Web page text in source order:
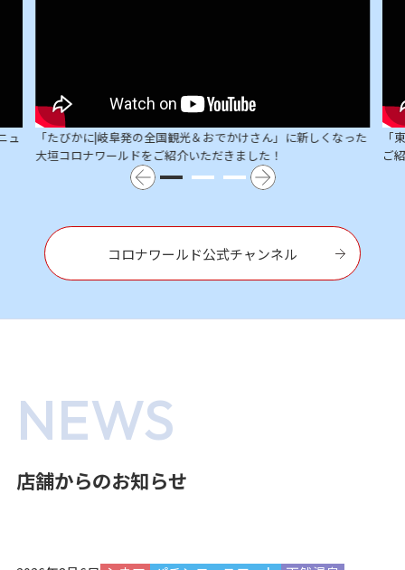
ュ
「たびかに|岐阜発の全国観光＆おでかけさん」に新しくなった
大垣コロナワールドをご紹介いただきました！
「
ご
コロナワールド公式チャンネル
NEWS
店舗からのお知らせ